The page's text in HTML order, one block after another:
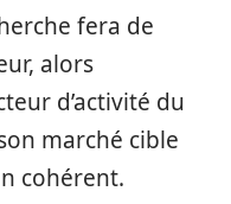
fera de
alors
d’activité du
marché cible
cohérent.